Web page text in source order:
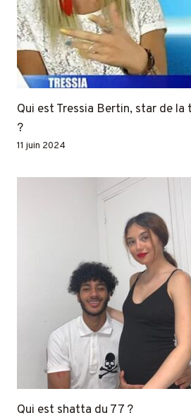
Qui est Tressia Bertin, star de
?
11 juin 2024
Qui est shatta du 77 ?